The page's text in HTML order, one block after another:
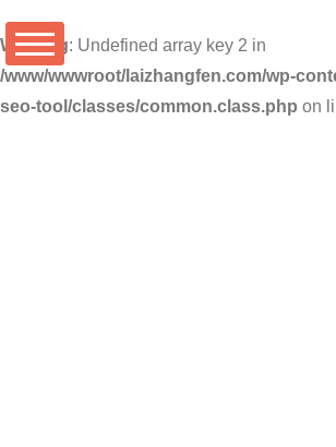
Warning: Undefined array key 2 in
/www/wwwroot/laizhangfen.com/wp-
seo-tool/classes/common.class.php on